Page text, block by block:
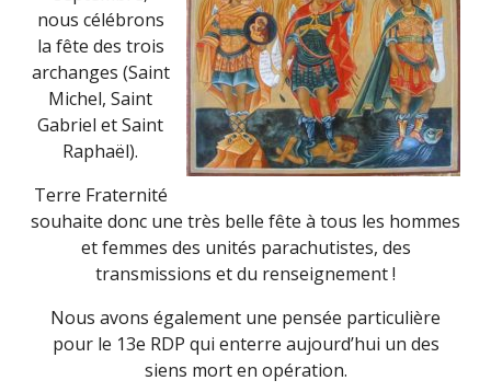
nous célébrons
la fête des trois
archanges (Saint
Michel, Saint
Gabriel et Saint
Raphaël).
Terre Fraternité
souhaite donc une très belle fête à tous les hommes
et femmes des unités parachutistes, des
transmissions et du renseignement !
Nous avons également une pensée particulière
pour le 13e RDP qui enterre aujourd’hui un des
siens mort en opération.